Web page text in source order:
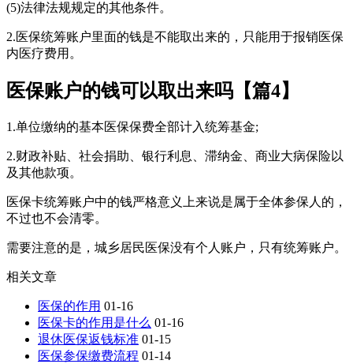
(5)法律法规规定的其他条件。
2.医保统筹账户里面的钱是不能取出来的，只能用于报销医保
内医疗费用。
医保账户的钱可以取出来吗【篇4】
1.单位缴纳的基本医保保费全部计入统筹基金;
2.财政补贴、社会捐助、银行利息、滞纳金、商业大病保险以
及其他款项。
医保卡统筹账户中的钱严格意义上来说是属于全体参保人的，
不过也不会清零。
需要注意的是，城乡居民医保没有个人账户，只有统筹账户。
相关文章
医保的作用 01-16
医保卡的作用是什么 01-16
退休医保返钱标准 01-15
医保参保缴费流程 01-14